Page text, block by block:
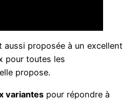
aussi proposée à un excellent
pour toutes les
propose.
variantes pour répondre à